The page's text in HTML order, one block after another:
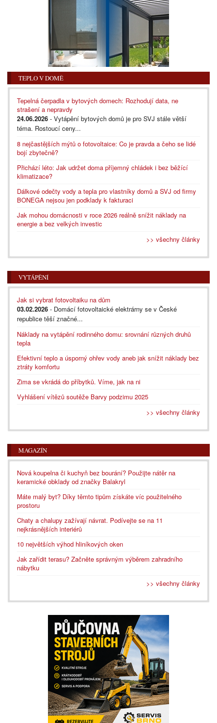
TEPLO V DOMĚ
Tepelná čerpadla v bytových domech: Rozhodují data, ne
strašení a nepravdy
24.06.2026 - Vytápění bytových domů je pro SVJ stále větší
téma. Rostoucí ceny...
8 nejčastějších mýtů o fotovoltaice: Co je pravda a čeho se lidé
bojí zbytečně?
Přichází léto: Jak udržet doma příjemný chládek i bez běžící
klimatizace?
Dálkové odečty vody a tepla pro vlastníky domů a SVJ od firmy
BONEGA nejsou jen podklady k fakturaci
Jak mohou domácnosti v roce 2026 reálně snížit náklady na
energie a bez velkých investic
>> všechny články
VYTÁPĚNÍ
Jak si vybrat fotovoltaiku na dům
03.02.2026 - Domácí fotovoltaické elektrárny se v České
republice těší značné...
Náklady na vytápění rodinného domu: srovnání různých druhů
tepla
Efektivní teplo a úsporný ohřev vody aneb jak snížit náklady bez
ztráty komfortu
Zima se vkrádá do příbytků. Víme, jak na ni
Vyhlášení vítězů soutěže Barvy podzimu 2025
>> všechny články
MAGAZÍN
Nová koupelna či kuchyň bez bourání? Použijte nátěr na
keramické obklady od značky Balakryl
Máte malý byt? Díky těmto tipům získáte víc použitelného
prostoru
Chaty a chalupy zažívají návrat. Podívejte se na 11
nejkrásnějších interiérů
10 největších výhod hliníkových oken
Jak zařídit terasu? Začněte správným výběrem zahradního
nábytku
>> všechny články